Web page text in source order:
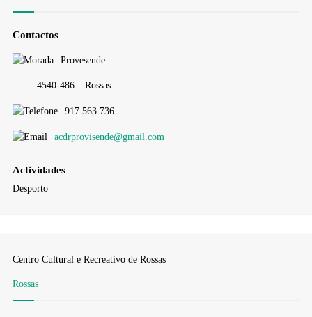
Contactos
Provesende
4540-486 – Rossas
917 563 736
acdrprovisende@gmail.com
Actividades
Desporto
Centro Cultural e Recreativo de Rossas
Rossas